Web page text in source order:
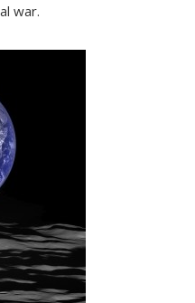
war.